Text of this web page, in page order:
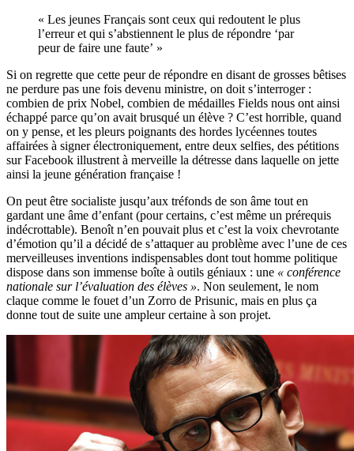
« Les jeunes Français sont ceux qui redoutent le plus
l’erreur et qui s’abstiennent le plus de répondre ‘par
peur de faire une faute’ »
Si on regrette que cette peur de répondre en disant de grosses bêtises
ne perdure pas une fois devenu ministre, on doit s’interroger :
combien de prix Nobel, combien de médailles Fields nous ont ainsi
échappé parce qu’on avait brusqué un élève ? C’est horrible, quand
on y pense, et les pleurs poignants des hordes lycéennes toutes
affairées à signer électroniquement, entre deux selfies, des pétitions
sur Facebook illustrent à merveille la détresse dans laquelle on jette
ainsi la jeune génération française !
On peut être socialiste jusqu’aux tréfonds de son âme tout en
gardant une âme d’enfant (pour certains, c’est même un prérequis
indécrottable). Benoît n’en pouvait plus et c’est la voix chevrotante
d’émotion qu’il a décidé de s’attaquer au problème avec l’une de ces
merveilleuses inventions indispensables dont tout homme politique
dispose dans son immense boîte à outils géniaux : une « conférence
nationale sur l’évaluation des élèves ». Non seulement, le nom
claque comme le fouet d’un Zorro de Prisunic, mais en plus ça
donne tout de suite une ampleur certaine à son projet.